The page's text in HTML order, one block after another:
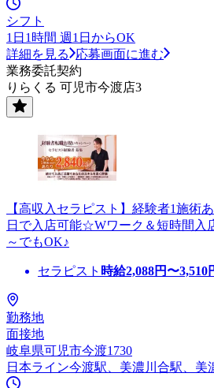
シフト
1日1時間 週1日からOK
詳細を見る
応募画面に進む
業務委託契約
りらくる 可児市今渡店3
【高収入セラピスト】経験者1施術
日で入店可能☆Wワーク＆短時間入
～でもOK♪
セラピスト 時給2,088円〜3,510
勤務地
面接地
岐阜県可児市今渡1730
日本ライン今渡駅、美濃川合駅、美